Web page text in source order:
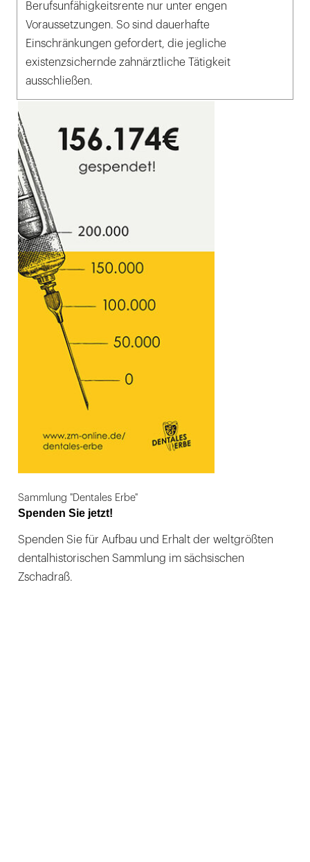
Berufsunfähigkeitsrente nur unter engen
Voraussetzungen. So sind dauerhafte
Einschränkungen gefordert, die jegliche
existenzsichernde zahnärztliche Tätigkeit
ausschließen.
Sammlung "Dentales Erbe"
Spenden Sie jetzt!
Spenden Sie für Aufbau und Erhalt der weltgrößten
dentalhistorischen Sammlung im sächsischen
Zschadraß.